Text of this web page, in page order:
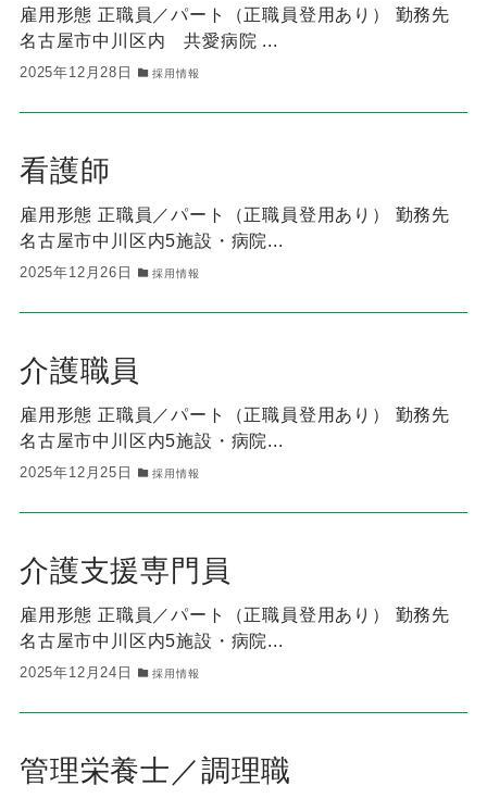
雇用形態 正職員／パート（正職員登用あり） 勤務先
名古屋市中川区内 共愛病院 ...
2025年12月28日 採用情報
看護師
雇用形態 正職員／パート（正職員登用あり） 勤務先
名古屋市中川区内5施設・病院...
2025年12月26日 採用情報
介護職員
雇用形態 正職員／パート（正職員登用あり） 勤務先
名古屋市中川区内5施設・病院...
2025年12月25日 採用情報
介護支援専門員
雇用形態 正職員／パート（正職員登用あり） 勤務先
名古屋市中川区内5施設・病院...
2025年12月24日 採用情報
管理栄養士／調理職